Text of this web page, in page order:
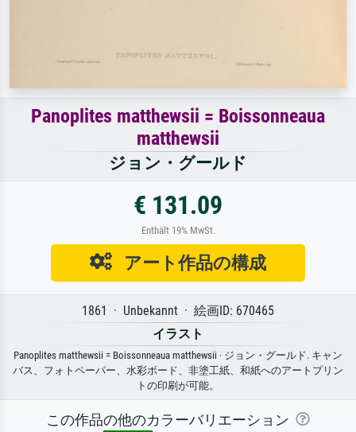
Panoplites matthewsii = Boissonneaua
matthewsii
ジョン・グールド
€ 131.09
Enthält 19% MwSt.
アート作品の構成
1861 · Unbekannt · 絵画ID: 670465
イラスト
Panoplites matthewsii = Boissonneaua matthewsii · ジョン・グールド. キャン
バス、フォトペーパー、水彩ボード、非塗工紙、和紙へのアートプリン
トの印刷が可能。
この作品の他のカラーバリエーション